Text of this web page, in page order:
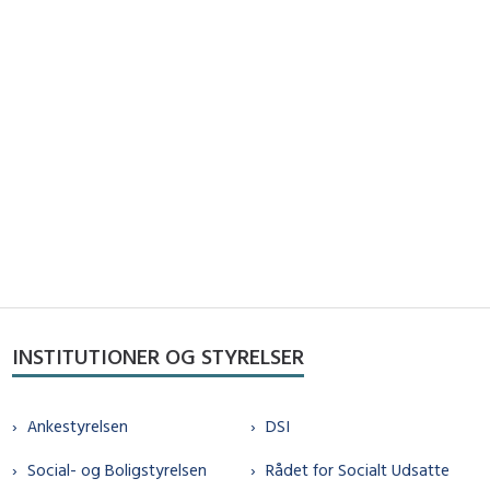
INSTITUTIONER OG STYRELSER
Ankestyrelsen
Social- og Boligstyrelsen
DSI
Rådet for Socialt Udsatte